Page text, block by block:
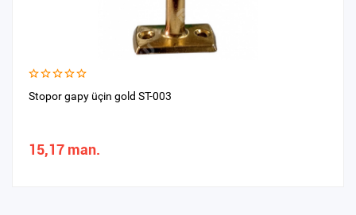
Stopor gapy üçin gold ST-003
15,17 man.